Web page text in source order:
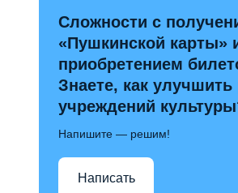
Сложности с
«Пушкинской карты»
приобретением
Знаете, как улучшить
учреждений
Напишите — решим!
Написать